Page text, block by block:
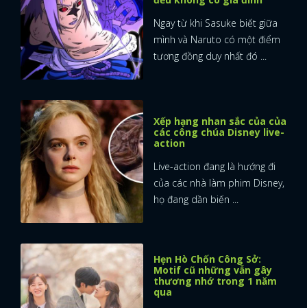
Ngay từ khi Sasuke biết giữa
mình và Naruto có một điểm
tương đồng duy nhất đó ...
Xếp hạng nhan sắc của của
các công chúa Disney live-
action
Live-action đang là hướng đi
của các nhà làm phim Disney,
họ đang dần biến ...
Hẹn Hò Chốn Công Sở:
Motif cũ những vẫn gây
thương nhớ trong 1 năm
qua